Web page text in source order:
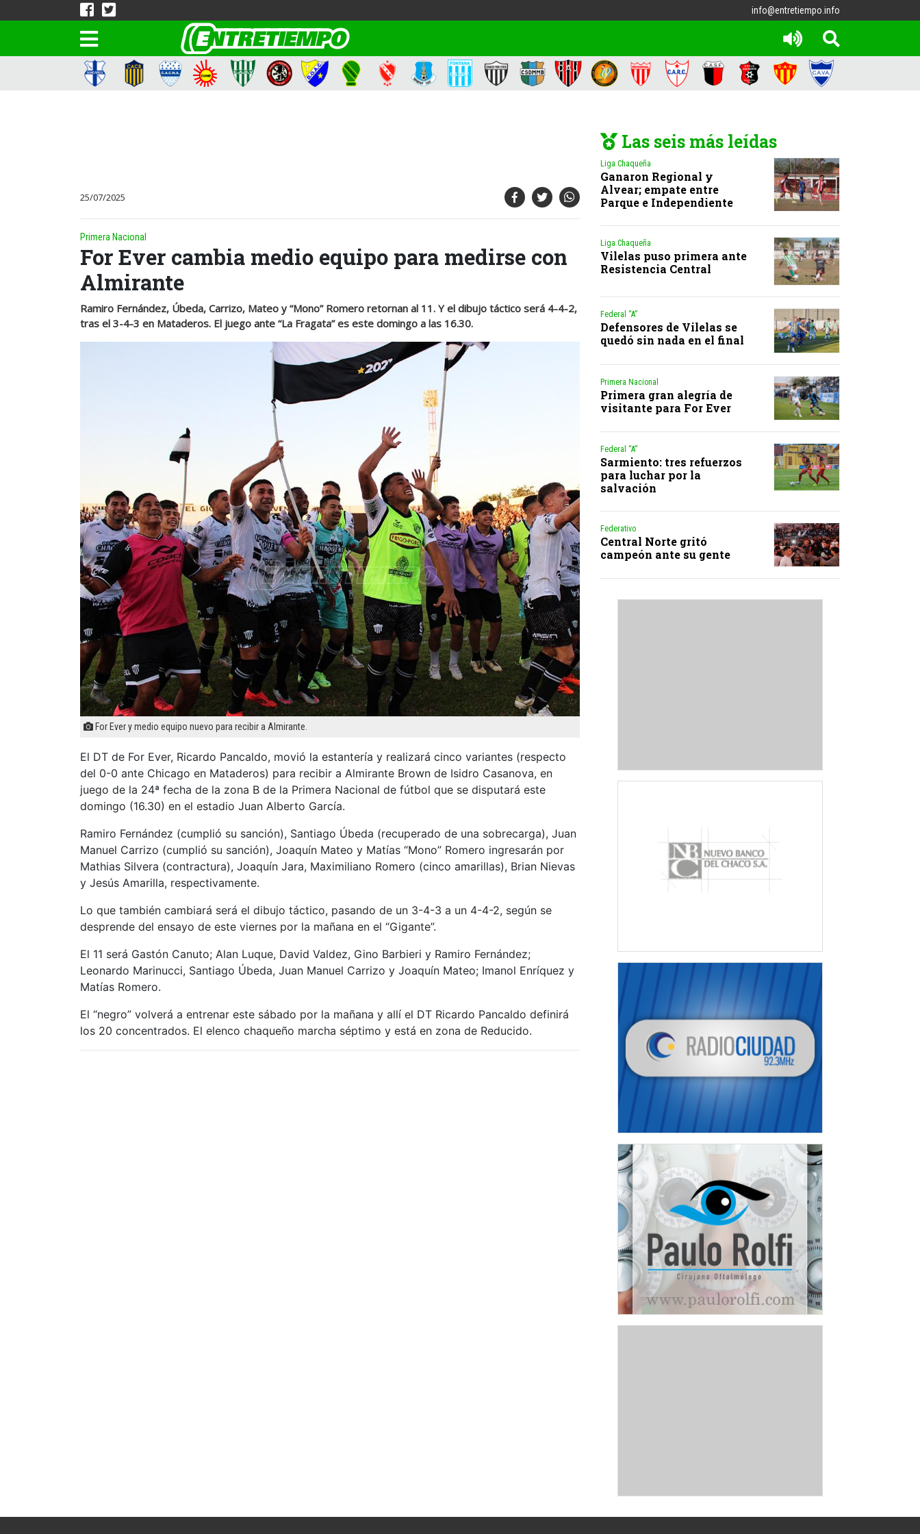
info@entretiempo.info
25/07/2025
Primera Nacional
For Ever cambia medio equipo para medirse con
Almirante
Ramiro Fernández, Úbeda, Carrizo, Mateo y “Mono” Romero retornan al 11. Y el dibujo táctico será 4-4-2,
tras el 3-4-3 en Mataderos. El juego ante “La Fragata” es este domingo a las 16.30.
For Ever y medio equipo nuevo para recibir a Almirante.
El DT de For Ever, Ricardo Pancaldo, movió la estantería y realizará cinco variantes (respecto
del 0-0 ante Chicago en Mataderos) para recibir a Almirante Brown de Isidro Casanova, en
juego de la 24ª fecha de la zona B de la Primera Nacional de fútbol que se disputará este
domingo (16.30) en el estadio Juan Alberto García.
Ramiro Fernández (cumplió su sanción), Santiago Úbeda (recuperado de una sobrecarga), Juan
Manuel Carrizo (cumplió su sanción), Joaquín Mateo y Matías “Mono” Romero ingresarán por
Mathias Silvera (contractura), Joaquín Jara, Maximiliano Romero (cinco amarillas), Brian Nievas
y Jesús Amarilla, respectivamente.
Lo que también cambiará será el dibujo táctico, pasando de un 3-4-3 a un 4-4-2, según se
desprende del ensayo de este viernes por la mañana en el “Gigante”.
El 11 será Gastón Canuto; Alan Luque, David Valdez, Gino Barbieri y Ramiro Fernández;
Leonardo Marinucci, Santiago Úbeda, Juan Manuel Carrizo y Joaquín Mateo; Imanol Enríquez y
Matías Romero.
El “negro” volverá a entrenar este sábado por la mañana y allí el DT Ricardo Pancaldo definirá
los 20 concentrados. El elenco chaqueño marcha séptimo y está en zona de Reducido.
Las seis más leídas
Liga Chaqueña
Ganaron Regional y
Alvear; empate entre
Parque e Independiente
Liga Chaqueña
Vilelas puso primera ante
Resistencia Central
Federal “A”
Defensores de Vilelas se
quedó sin nada en el final
Primera Nacional
Primera gran alegría de
visitante para For Ever
Federal “A”
Sarmiento: tres refuerzos
para luchar por la
salvación
Federativo
Central Norte gritó
campeón ante su gente